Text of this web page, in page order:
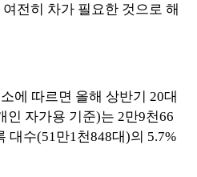
전히 차가 필요한 것으로 해
에 따르면 올해 상반기 20대
인 자가용 기준)는 2만9천66
대수(51만1천848대)의 5.7%